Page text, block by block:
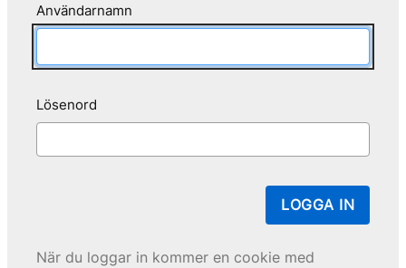
Användarnamn
Lösenord
LOGGA IN
När du loggar in kommer en cookie med